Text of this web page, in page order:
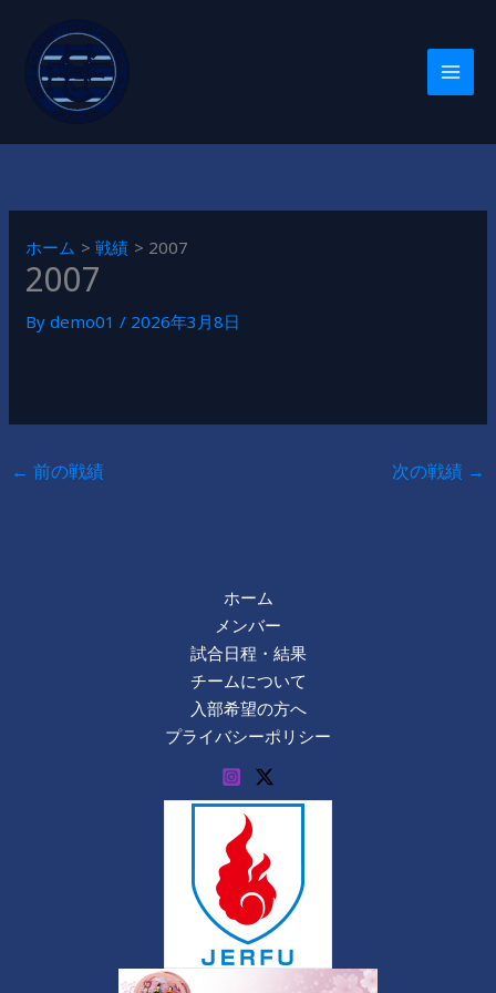
ッ
ホーム 戦績 2007
2007
Bydemo01/ 2026年3月8日
← 前の戦績 次の戦績 →
ホーム
メンバー
試合日程・結果
チームについて
入部希望の方へ
プライバシーポリシー